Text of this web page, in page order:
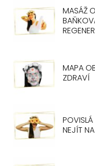
MASÁŽ
MAPA
ZDRAVÍ
NEJÍT